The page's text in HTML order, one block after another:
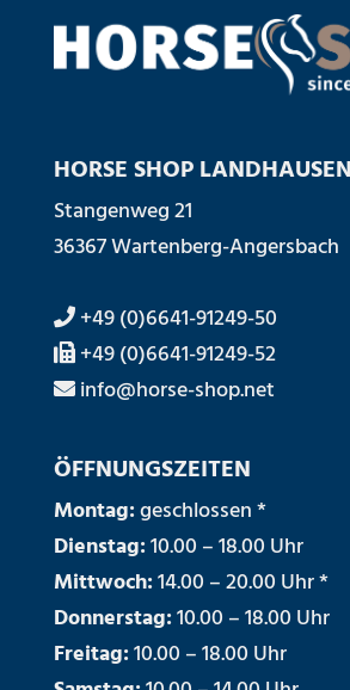
HORSE SHOP LANDHAUSEN
Stangenweg 21
36367 Wartenberg-Angersbach
+49 (0)6641-91249-50
+49 (0)6641-91249-52
info@horse-shop.net
ÖFFNUNGSZEITEN
Montag:geschlossen *
Dienstag:10.00 – 18.00 Uhr
Mittwoch:14.00 – 20.00 Uhr *
Donnerstag:10.00 – 18.00 Uhr
Freitag:10.00 – 18.00 Uhr